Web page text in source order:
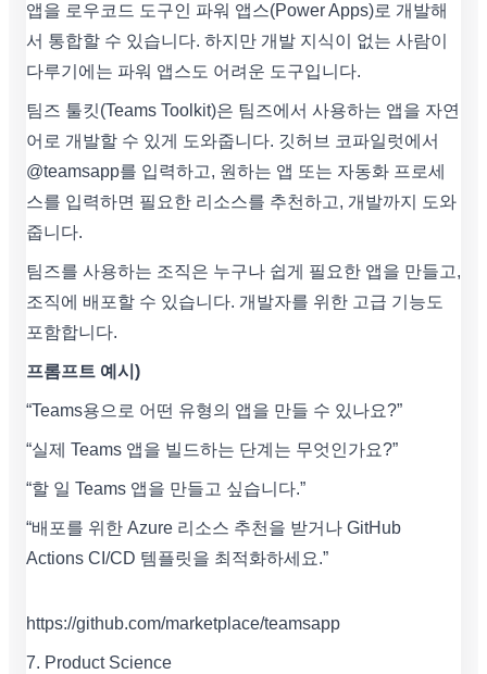
앱을 로우코드 도구인 파워 앱스(Power Apps)로 개발해
서 통합할 수 있습니다. 하지만 개발 지식이 없는 사람이
다루기에는 파워 앱스도 어려운 도구입니다.
팀즈 툴킷(Teams Toolkit)은 팀즈에서 사용하는 앱을 자연
어로 개발할 수 있게 도와줍니다. 깃허브 코파일럿에서
@teamsapp를 입력하고, 원하는 앱 또는 자동화 프로세
스를 입력하면 필요한 리소스를 추천하고, 개발까지 도와
줍니다.
팀즈를 사용하는 조직은 누구나 쉽게 필요한 앱을 만들고,
조직에 배포할 수 있습니다. 개발자를 위한 고급 기능도
포함합니다.
프롬프트 예시)
“Teams용으로 어떤 유형의 앱을 만들 수 있나요?”
“실제 Teams 앱을 빌드하는 단계는 무엇인가요?”
“할 일 Teams 앱을 만들고 싶습니다.”
“배포를 위한 Azure 리소스 추천을 받거나 GitHub
Actions CI/CD 템플릿을 최적화하세요.”
https://github.com/marketplace/teamsapp
7. Product Science